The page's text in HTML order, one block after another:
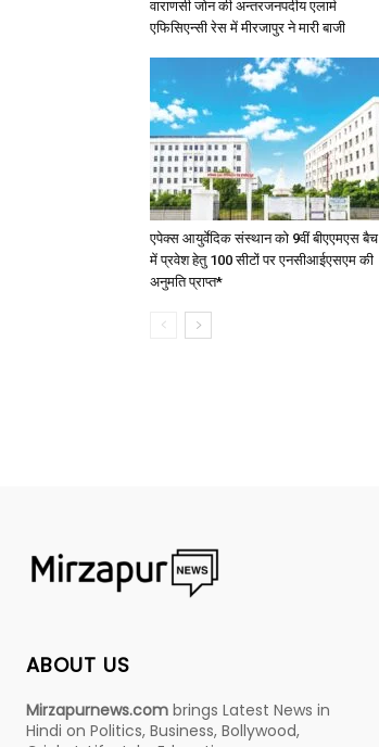
वाराणसी जोन की अन्तरजनपदीय एलार्म
एफिसिएन्सी रेस में मीरजापुर ने मारी बाजी
एपेक्स आयुर्वेदिक संस्थान को 9वीं बीएएमएस बैच
में प्रवेश हेतु 100 सीटों पर एनसीआईएसएम की
अनुमति प्राप्त*
ABOUT US
Mirzapurnews.com brings Latest News in
Hindi on Politics, Business, Bollywood,